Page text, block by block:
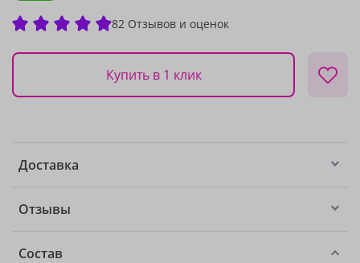
82 Отзывов и оценок
Купить в 1 клик
Доставка
Отзывы
Состав